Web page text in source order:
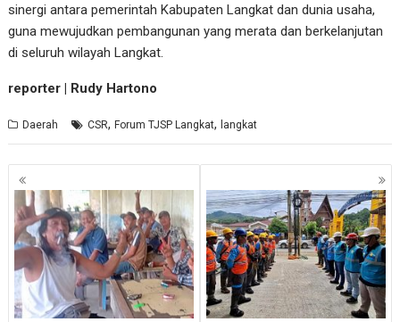
sinergi antara pemerintah Kabupaten Langkat dan dunia usaha,
guna mewujudkan pembangunan yang merata dan berkelanjutan
di seluruh wilayah Langkat.
reporter | Rudy Hartono
Daerah CSR,Forum TJSP Langkat, langkat
Navigasi
pos